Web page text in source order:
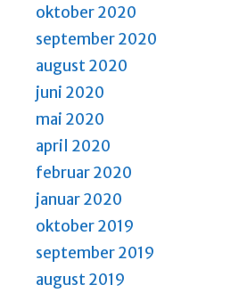
oktober 2020
september 2020
august 2020
juni 2020
mai 2020
april 2020
februar 2020
januar 2020
oktober 2019
september 2019
august 2019